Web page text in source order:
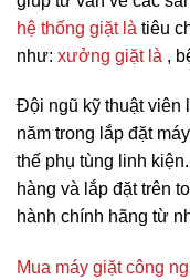
hệ thống giặt là tiêu
như: xưởng giặt là ,
Đội ngũ kỹ thuật viên
năm trong lắp đặt
thế phụ tùng linh
hàng và lắp đặt trên
hành chính hãng từ
Mua máy giặt công